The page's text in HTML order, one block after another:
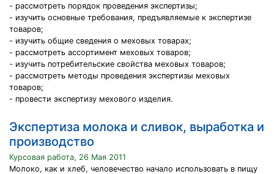
- рассмотреть порядок проведения экспертизы;
- изучить основные требования, предъявляемые к экспертизе
товаров;
- изучить общие сведения о меховых товарах;
- рассмотреть ассортимент меховых товаров;
- изучить потребительские свойства меховых товаров;
- рассмотреть методы проведения экспертизы меховых
товаров;
- провести экспертизу мехового изделия.
Экспертиза молока и сливок, выработка и
производство
Курсовая работа, 26 Мая 2011
Молоко, как и хлеб, человечество начало использовать в пищу